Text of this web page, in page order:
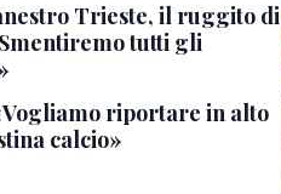
Trieste, il ruggito di
tutti gli
riportare in alto
calcio»